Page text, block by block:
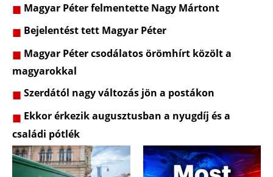
Magyar Péter felmentette Nagy Mártont
Bejelentést tett Magyar Péter
Magyar Péter csodálatos örömhírt közölt a
magyarokkal
Szerdától nagy változás jön a postákon
Ekkor érkezik augusztusban a nyugdíj és a
családi pótlék